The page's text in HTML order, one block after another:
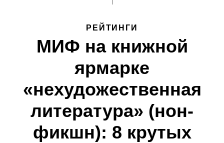
РЕЙТИНГИ
МИФ на книжной
ярмарке
«нехудожественная
литература» (нон-
фикшн): 8 крутых